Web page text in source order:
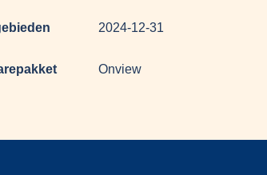
2024-12-31
Onview